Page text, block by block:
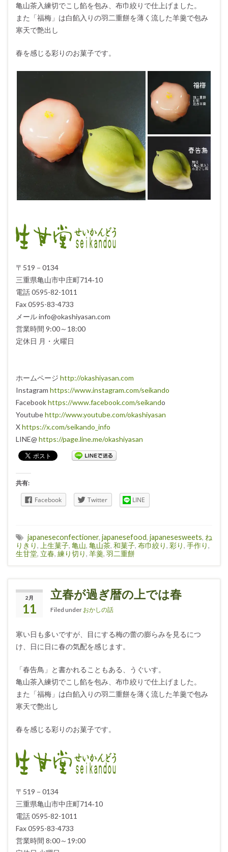
亀山茶入練切でこし餡を包み、布巾絞りで仕上げました。
また「福梅」は白餡入りの羽二重餅を薄く流した羊羹で包み
寒天で艶出し
春を感じる彩りのお菓子です。
〒519－0134
三重県亀山市中庄町714‐10
電話 0595-82-1011
Fax 0595-83-4733
メール info@okashiyasan.com
営業時間 9:00～18:00
定休日 月・火曜日
ホームページ http://okashiyasan.com
Instagram https://www.instagram.com/seikando
Facebookhttps://www.facebook.com/seikando
Youtubehttp://www.youtube.com/okashiyasan
Xhttps://x.com/seikando_info
LINE@ https://page.line.me/okashiyasan
共有:
Facebook Twitter LINE
japaneseconfectioner, japanesefood, japanesesweets, ね
りきり, 上生菓子, 亀山, 亀山茶, 和菓子, 布巾絞り, 彩り, 手作り,
生甘堂, 立春, 練り切り, 羊羹, 羽二重餅
2月
11
立春が過ぎ暦の上では春
Filed under おかしの話
寒い日も多いですが、目にする梅の蕾の膨らみを見るにつ
け、日に日に春の気配を感じます。
「春告鳥」と書かれることもある、うぐいす。
亀山茶入練切でこし餡を包み、布巾絞りで仕上げました。
また「福梅」は白餡入りの羽二重餅を薄く流した羊羹で包み
寒天で艶出し
春を感じる彩りのお菓子です。
〒519－0134
三重県亀山市中庄町714‐10
電話 0595-82-1011
Fax 0595-83-4733
営業時間 8:00～19:00